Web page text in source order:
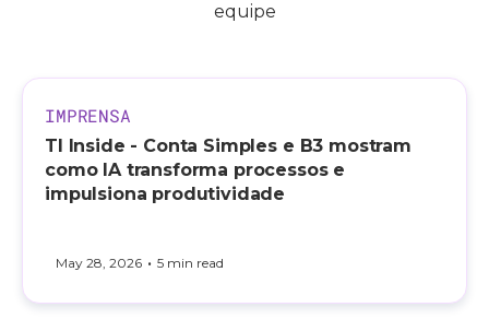
equipe
IMPRENSA
TI Inside - Conta Simples e B3 mostram
como IA transforma processos e
impulsiona produtividade
May 28, 2026 • 5 min read